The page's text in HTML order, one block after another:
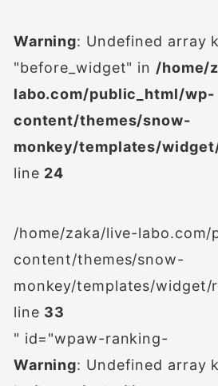
Warning: Undefined array
"before_widget" in /home/
labo.com/public_html/wp-
content/themes/snow-
monkey/templates/
line 24
/home/zaka/live-labo.com/
content/themes/snow-
monkey/templates/widget/
line 33
" id="wpaw-ranking-
Warning: Undefined array